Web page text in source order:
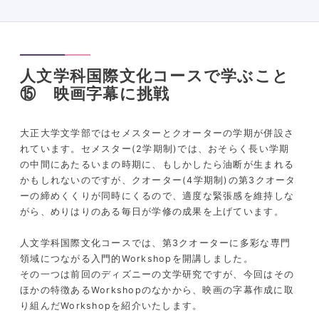
人文学科国際文化コースで学ぶこと
⑮ 映画字幕に挑戦
大正大学文学部ではセメスターとクオーターの学期が併設さ
れています。セメスター(2学期制)では、おそらく長い学期
の中間にあたるいまの時期に、もしかしたら油断が生まれる
かもしれないのですが、クオーター(4学期制)の第3クオータ
ーの締めくくりが同時にくるので、適度な緊張感を維持しな
がら、めりはりのある毎日が学修の成果を上げています。
人文学科国際文化コースでは、第3クオーターに多彩な専門
領域につながる入門的Workshopを開講しました。
その一つは前回のディズニーの文学研究ですが、今回はその
ほかの特徴あるWorkshopのなかから、映画の字幕作成に取
り組んだWorkshopを紹介いたします。